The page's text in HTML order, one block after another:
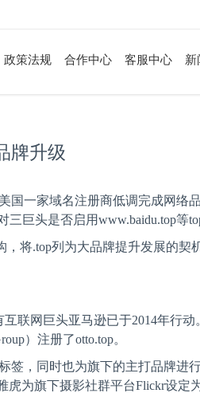
政策法规 合作中心 客服中心 新
牌升级
国一家域名注册商低调完成网络
三巨头是否启用www.baidu.top等
，将.top列为大品牌提升发展的契机
联网巨头亚马逊已于2014年行动
）注册了otto.top。
签，同时也为旗下的主打品牌进
虎为旗下摄影社群平台Flickr设定